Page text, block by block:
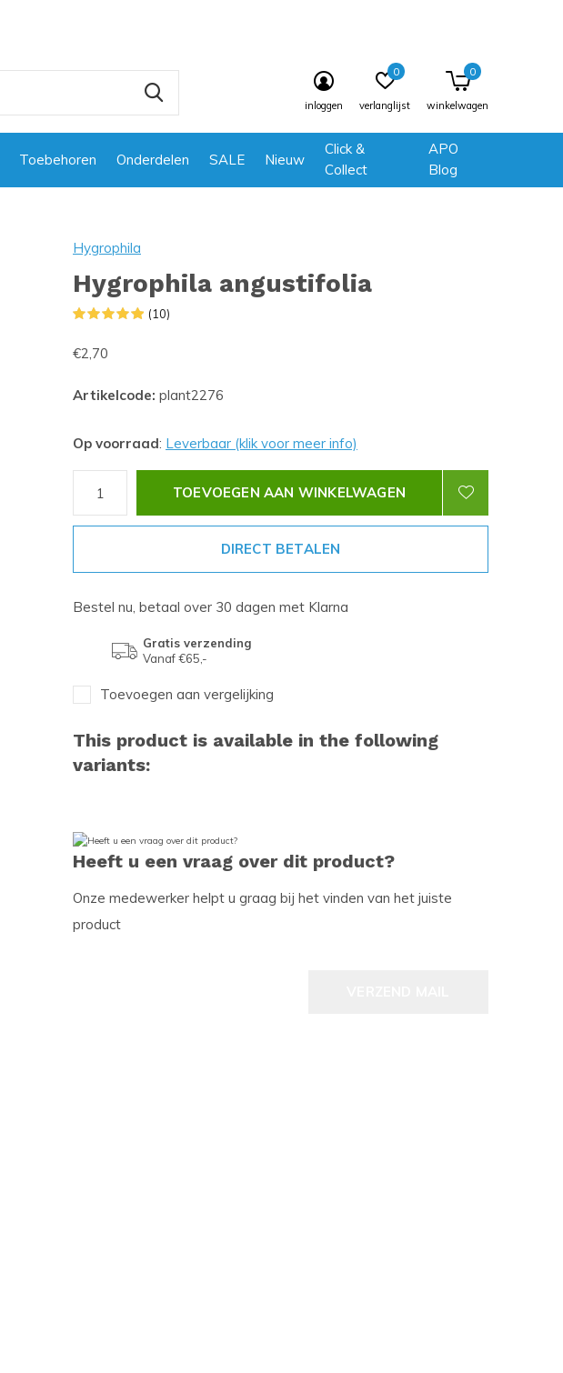
Toebehoren Onderdelen SALE Nieuw
Click &
Collect
APO
Blog
inloggen verlanglijst
0
winkelwagen
0
Hygrophila
Hygrophila angustifolia
(10)
€2,70
Artikelcode: plant2276
Op voorraad: Leverbaar (klik voor meer info)
TOEVOEGEN AAN WINKELWAGEN
DIRECT BETALEN
Bestel nu, betaal over 30 dagen met Klarna
Gratis verzending
Vanaf €65,-
Toevoegen aan vergelijking
This product is available in the following
variants:
Heeft u een vraag over dit product?
Onze medewerker helpt u graag bij het vinden van het juiste
product